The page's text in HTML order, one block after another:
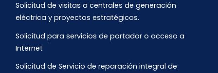
Solicitud de visitas a centrales de generación
eléctrica y proyectos estratégicos.
Solicitud para servicios de portador o acceso a
Internet
Solicitud de Servicio de reparación integral de